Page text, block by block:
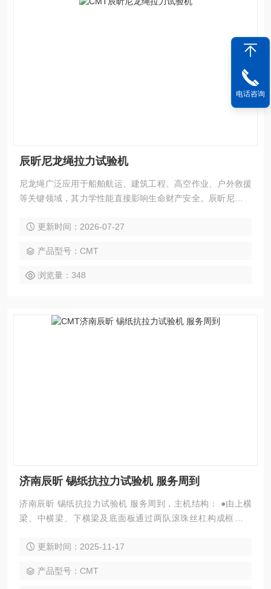
辰昕尼龙绳拉力试验机
尼龙绳广泛应用于船舶航运、建筑工程、高空作业、户外救援
等关键领域，其力学性能直接影响生命财产安全。辰昕尼龙绳
检测设备，通过科学的力学性能测试，为产品质量控制与技术
更新时间：2026-07-27
产品型号：CMT
浏览量：348
济南辰昕 锡纸抗拉力试验机 服务周到
济南辰昕 锡纸抗拉力试验机 服务周到，主机结构： ●由上横
梁、中横梁、下横梁及底面板通过两队滚珠丝杠构成框架结
国台湾减速机及同步齿型带，带动两对高精度无间隙的精密滚
更新时间：2025-11-17
产品型号：CMT
电话咨询